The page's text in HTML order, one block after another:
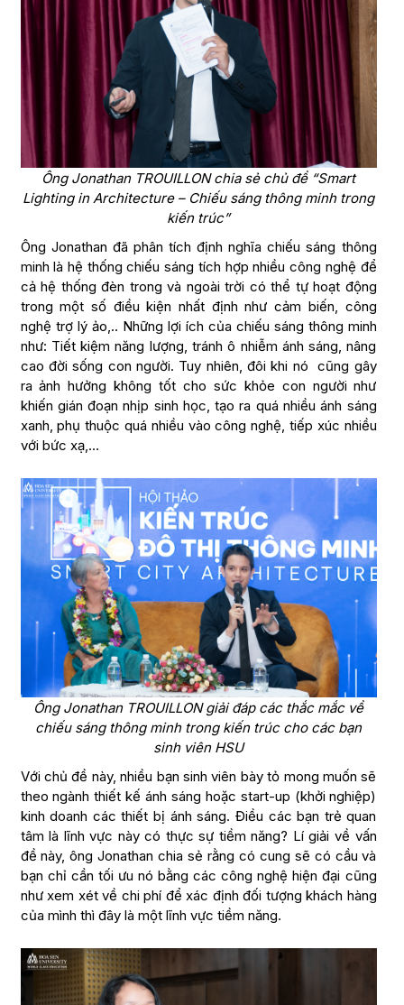
Ông Jonathan TROUILLON chia sẻ chủ đề “Smart
Lighting in Architecture – Chiếu sáng thông minh trong
kiến trúc”
Ông Jonathan đã phân tích định nghĩa chiếu sáng thông
minh là hệ thống chiếu sáng tích hợp nhiều công nghệ để
cả hệ thống đèn trong và ngoài trời có thể tự hoạt động
trong một số điều kiện nhất định như cảm biến, công
nghệ trợ lý ảo,.. Những lợi ích của chiếu sáng thông minh
như: Tiết kiệm năng lượng, tránh ô nhiễm ánh sáng, nâng
cao đời sống con người. Tuy nhiên, đôi khi nó cũng gây
ra ảnh hưởng không tốt cho sức khỏe con người như
khiến gián đoạn nhịp sinh học, tạo ra quá nhiều ánh sáng
xanh, phụ thuộc quá nhiều vào công nghệ, tiếp xúc nhiều
với bức xạ,…
Ông Jonathan TROUILLON giải đáp các thắc mắc về
chiếu sáng thông minh trong kiến trúc cho các bạn
sinh viên HSU
Với chủ đề này, nhiều bạn sinh viên bày tỏ mong muốn sẽ
theo ngành thiết kế ánh sáng hoặc start-up (khởi nghiệp)
kinh doanh các thiết bị ánh sáng. Điều các bạn trẻ quan
tâm là lĩnh vực này có thực sự tiềm năng? Lí giải về vấn
đề này, ông Jonathan chia sẻ rằng có cung sẽ có cầu và
bạn chỉ cần tối ưu nó bằng các công nghệ hiện đại cũng
như xem xét về chi phí để xác định đối tượng khách hàng
của mình thì đây là một lĩnh vực tiềm năng.